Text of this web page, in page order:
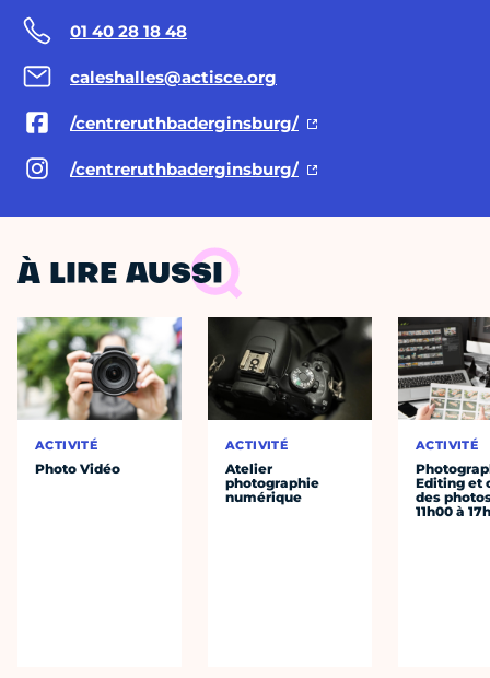
01 40 28 18 48
caleshalles@actisce.org
/centreruthbaderginsburg/
/centreruthbaderginsburg/
À LIRE AUSSI
ACTIVITÉ
Photo Vidéo
ACTIVITÉ
Atelier
photographie
numérique
ACTIVITÉ
Editing et
des
11h00 à